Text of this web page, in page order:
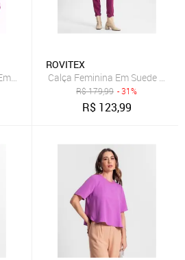
Tricot Rovitex Roxo
ROVITEX
Calça Feminina Em Suede
R$179,99 - 31%
R$ 123,99